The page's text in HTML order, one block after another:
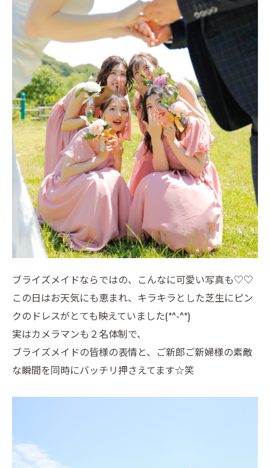
ブライズメイドならではの、こんなに可愛い写真も♡♡
この日はお天気にも恵まれ、キラキラとした芝生にピン
クのドレスがとても映えていました(*^-^*)
実はカメラマンも２名体制で、
ブライズメイドの皆様の表情と、ご新郎ご新婦様の素敵
な瞬間を同時にバッチリ押さえてます☆笑